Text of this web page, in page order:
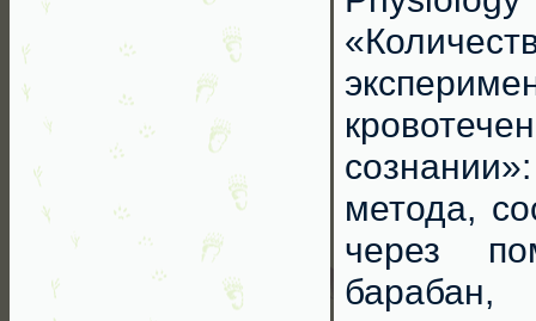
метода,
через
барабан,